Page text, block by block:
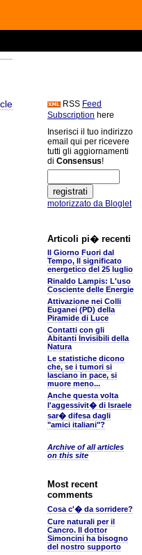
RSS Feed
Subscription here
Inserisci il tuo indirizzo
email qui per ricevere
tutti gli aggiornamenti
di Consensus!
motorizzato da Bloglet
Articoli pi� recenti
Il Giorno Fuori dal
Tempo, Il significato
energetico del 25 luglio
Rinaldo Lampis: L'uso
Cosciente delle Energie
Attivazione nei Colli
Euganei (PD) della
Piramide di Luce
Contatti con gli
Abitanti Invisibili della
Natura
Le statistiche dicono
che, se i tumori si
lasciano in pace, si
muore meno...
Anche questa volta
l'aggessivit� di Israele
sar� difesa dagli
"amici italiani"?
Archive of all articles
on this site
Most recent
comments
Cosa c'� da sorridere?
Cure naturali per il
Cancro. Il dottor
Simoncini ha bisogno
del nostro supporto